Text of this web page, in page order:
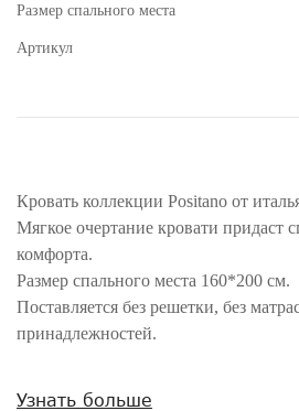
Размер спального места
Артикул
Кровать коллекции Positano от
Мягкое очертание кровати придаст
комфорта.
Размер спального места 160*200 см.
Поставляется без решетки, без
принадлежностей.
особенностей цветопередачи различных мониторов.
Узнать больше